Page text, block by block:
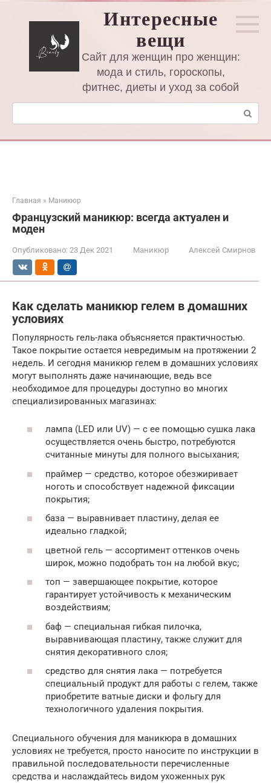
Интересные
вещи
Сайт для женщин про женщин:
мода и стиль, гороскопы,
фитнес, диеты и уход за собой
Поиск:
Главная » Маникюр
Французский маникюр: всегда актуален и
моден
Опубликовано: 23 Дек 2021 Маникюр Алексей Смирнов
Как сделать маникюр гелем в домашних
условиях
Популярность гель-лака объясняется практичностью.
Такое покрытие остается невредимым на протяжении 2
недель. И сегодня маникюр гелем в домашних условиях
могут выполнять даже начинающие, ведь все
необходимое для процедуры доступно во многих
специализированных магазинах:
лампа (LED или UV) — с ее помощью сушка лака
осуществляется очень быстро, потребуются
считанные минуты для полного высыхания;
праймер — средство, которое обезжиривает
ноготь и способствует надежной фиксации
покрытия;
база — выравнивает пластину, делая ее
идеально гладкой;
цветной гель — ассортимент оттенков очень
широк, можно подобрать тон на любой вкус;
топ — завершающее покрытие, которое
гарантирует устойчивость к механическим
воздействиям;
баф — специальная гибкая пилочка,
выравнивающая пластину, также служит для
снятия декоративного слоя;
средство для снятия лака — потребуется
специальный продукт для работы с гелем, также
приобретите ватные диски и фольгу для
технологичного удаления покрытия.
Специального обучения для маникюра в домашних
условиях не требуется, просто наносите по инструкции в
правильной последовательности перечисленные
средства и наслаждайтесь видом ухоженных рук